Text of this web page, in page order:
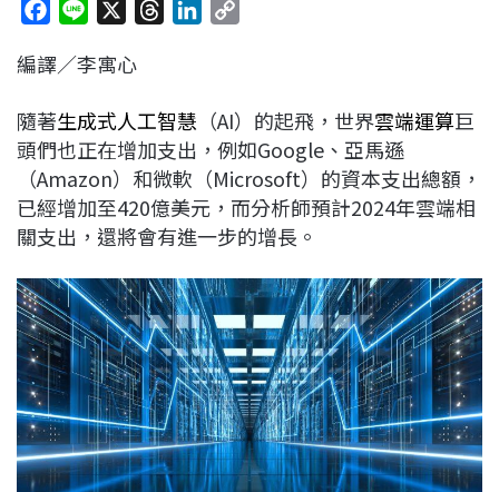
c
b
o
o
k
n
a
d
s
e
d
I
n
L
i
n
k
編譯／李寓心
隨著生成式人工智慧 （AI）的起飛，世界雲端運算巨
頭們也正在增加支出，例如Google、亞馬遜
（Amazon）和微軟（Microsoft）的資本支出總額，
已經增加至420億美元，而分析師預計2024年雲端相
關支出，還將會有進一步的增長。